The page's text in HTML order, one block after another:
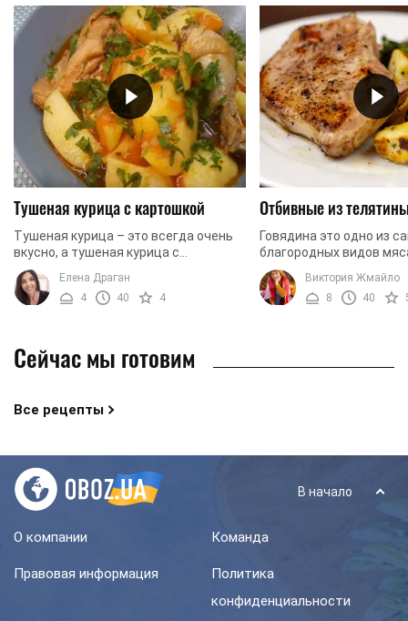
Тушеная курица с картошкой
Тушеная курица – это всегда очень
вкусно, а тушеная курица с
картошкой – это еще и очень сытно.
Именно такую курицу мы и
предлагаем вам сегодня ...
Елена Драган
4
40 4
Отбивные из
Говядина это одно из
благородных видов
Приготовить его не
как может показаться
Говядина очень нежное
Виктория Жмайло
8
40
Сейчас мы готовим
Все рецепты
В начало
О компании Команда
Правовая информация
Политика
конфиденциальности